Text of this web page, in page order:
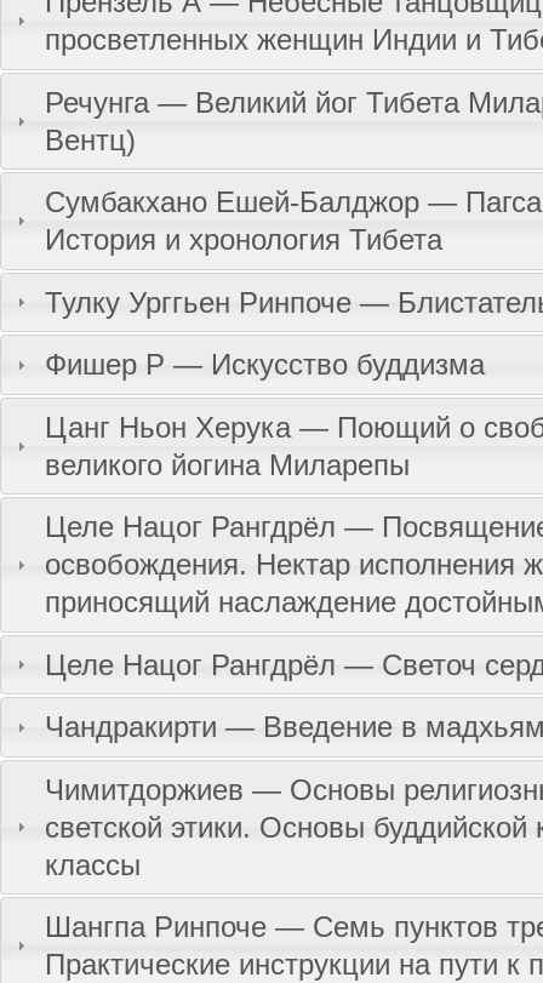
просветленных женщин Индии и
Речунга — Великий йог Тибета
Вентц)
Сумбакхано Ешей-Балджор —
История и хронология Тибета
Тулку Урггьен Ринпоче —
Фишер Р — Искусство буддизма
Цанг Ньон Херука — Поющий о
великого йогина Миларепы
Целе Нацог Рангдрёл —
освобождения. Нектар исполнения
приносящий наслаждение
Целе Нацог Рангдрёл — Светоч
Чандракирти — Введение в
Чимитдоржиев — Основы
светской этики. Основы буддийской
классы
Шангпа Ринпоче — Семь пунктов
Практические инструкции на пути к